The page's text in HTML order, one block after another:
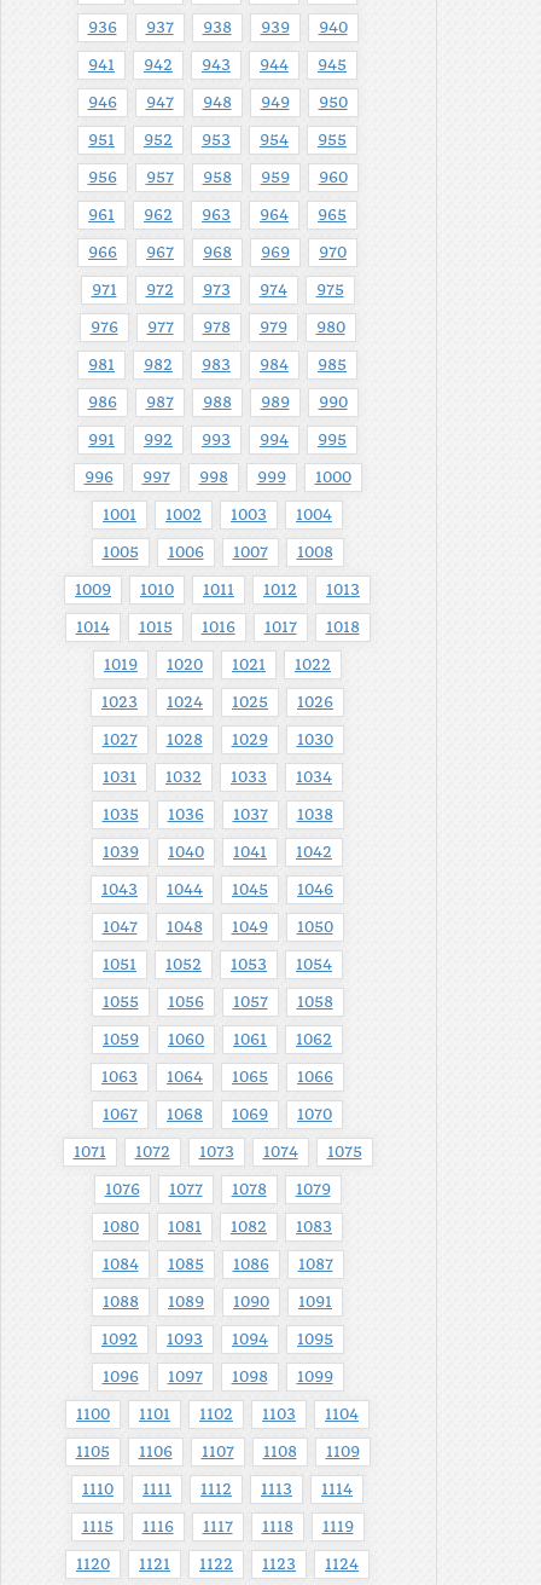
936 937 938 939 940
941 942 943 944 945
946 947 948 949 950
951 952 953 954 955
956 957 958 959 960
961 962 963 964 965
966 967 968 969 970
971 972 973 974 975
976 977 978 979 980
981 982 983 984 985
986 987 988 989 990
991 992 993 994 995
996 997 998 999 1000
1001 1002 1003 1004
1005 1006 1007 1008
1009 1010 1011 1012 1013
1014 1015 1016 1017 1018
1019 1020 1021 1022
1023 1024 1025 1026
1027 1028 1029 1030
1031 1032 1033 1034
1035 1036 1037 1038
1039 1040 1041 1042
1043 1044 1045 1046
1047 1048 1049 1050
1051 1052 1053 1054
1055 1056 1057 1058
1059 1060 1061 1062
1063 1064 1065 1066
1067 1068 1069 1070
1071 1072 1073 1074 1075
1076 1077 1078 1079
1080 1081 1082 1083
1084 1085 1086 1087
1088 1089 1090 1091
1092 1093 1094 1095
1096 1097 1098 1099
1100 1101 1102 1103 1104
1105 1106 1107 1108 1109
1110 1111 1112 1113 1114
1115 1116 1117 1118 1119
1120 1121 1122 1123 1124